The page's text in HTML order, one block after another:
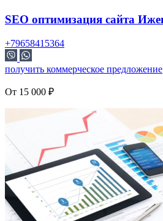
SEO оптимизация сайта
+79658415364
получить коммерческое предложение
От 15 000 ₽